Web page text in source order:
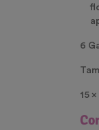
6
15